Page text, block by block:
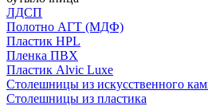
ЛДСП
Полотно АГТ (МДФ)
Пластик HPL
Пленка ПВХ
Пластик Alvic Luxe
Столешницы из искусственного
Столешницы из пластика